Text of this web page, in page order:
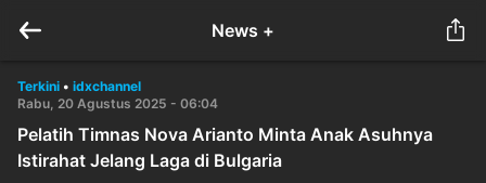
News +
Terkini • idxchannel
Rabu, 20 Agustus 2025 - 06:04
Pelatih Timnas Nova Arianto Minta Anak Asuhnya
Istirahat Jelang Laga di Bulgaria